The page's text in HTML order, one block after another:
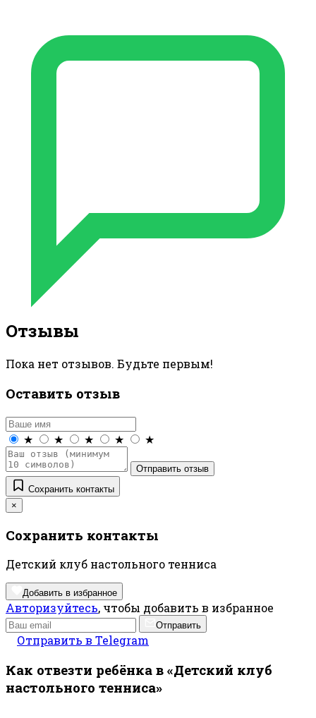
Отзывы
Пока нет отзывов. Будьте первым!
Оставить отзыв
★ ★ ★ ★ ★
Отправить отзыв
Сохранить контакты
×
Сохранить контакты
Детский клуб настольного тенниса
Добавить в избранное
Авторизуйтесь, чтобы добавить в избранное
Отправить
Отправить в Telegram
Как отвезти ребёнка в «Детский клуб
настольного тенниса»